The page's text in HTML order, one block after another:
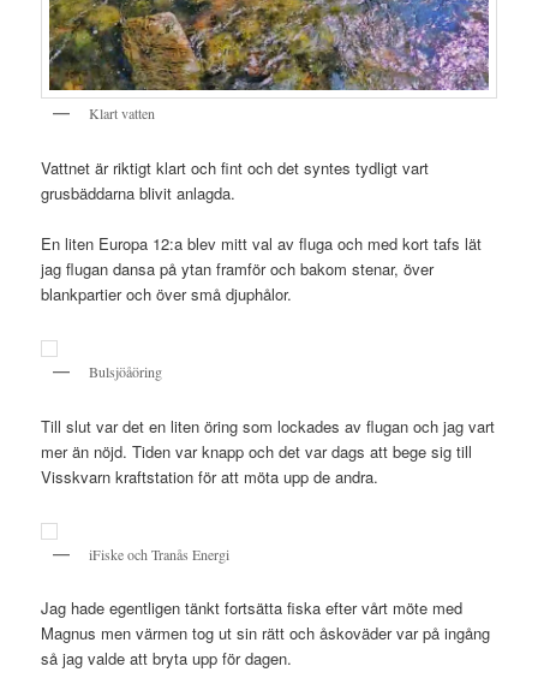
Klart vatten
Vattnet är riktigt klart och fint och det syntes tydligt vart
grusbäddarna blivit anlagda.
En liten Europa 12:a blev mitt val av fluga och med kort tafs lät
jag flugan dansa på ytan framför och bakom stenar, över
blankpartier och över små djuphålor.
Bulsjöåöring
Till slut var det en liten öring som lockades av flugan och jag vart
mer än nöjd. Tiden var knapp och det var dags att bege sig till
Visskvarn kraftstation för att möta upp de andra.
iFiske och Tranås Energi
Jag hade egentligen tänkt fortsätta fiska efter vårt möte med
Magnus men värmen tog ut sin rätt och åskoväder var på ingång
så jag valde att bryta upp för dagen.